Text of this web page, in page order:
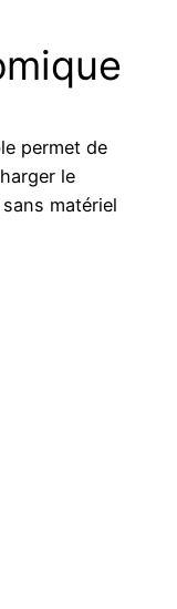
permet de
le
matériel